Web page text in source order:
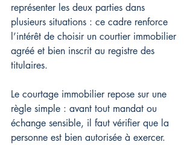
représenter les deux parties dans
plusieurs situations : ce cadre renforce
l’intérêt de choisir un courtier immobilier
agréé et bien inscrit au registre des
titulaires.
Le courtage immobilier repose sur une
règle simple : avant tout mandat ou
échange sensible, il faut vérifier que la
personne est bien autorisée à exercer.